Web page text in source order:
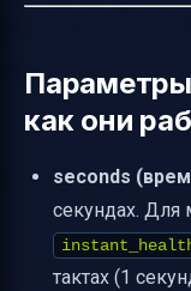
как они
seconds
секундах.
тактах (1